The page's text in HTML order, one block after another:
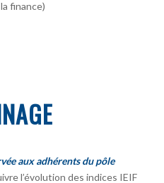
finance)
aux adhérents du pôle
l’évolution des indices IEIF